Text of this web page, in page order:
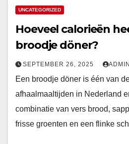
UNCATEGORIZED
Hoeveel calorieën
broodje döner?
SEPTEMBER 26, 2025 ADMIN
Een broodje döner is één van
afhaalmaaltijden in Nederland
combinatie van vers brood,
frisse groenten en een flinke